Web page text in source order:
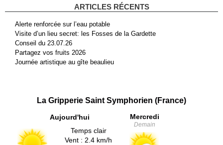
ARTICLES RÉCENTS
Alerte renforcée sur l’eau potable
Visite d’un lieu secret: les Fosses de la Gardette
Conseil du 23.07.26
Partagez vos fruits 2026
Journée artistique au gîte beaulieu
La Gripperie Saint Symphorien (France)
Aujourd'hui
Temps clair
Vent : 2.4 km/h
Mercredi
Demain